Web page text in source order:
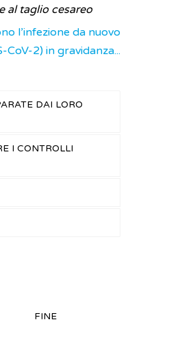
al taglio cesareo
l’infezione da nuovo
CoV-2) in gravidanza...
DAI LORO
I CONTROLLI
FINE